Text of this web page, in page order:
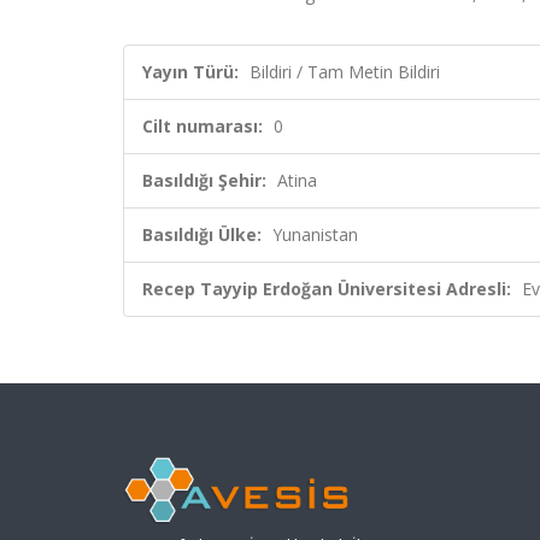
Yayın Türü: Bildiri / Tam Metin Bildiri
Cilt numarası: 0
Basıldığı Şehir: Atina
Basıldığı Ülke: Yunanistan
Recep Tayyip Erdoğan Üniversitesi Adresli: